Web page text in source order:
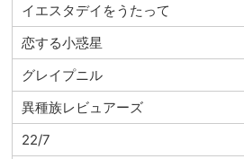
イエスタデイをうたって
恋する小惑星
グレイプニル
異種族レビュアーズ
22/7